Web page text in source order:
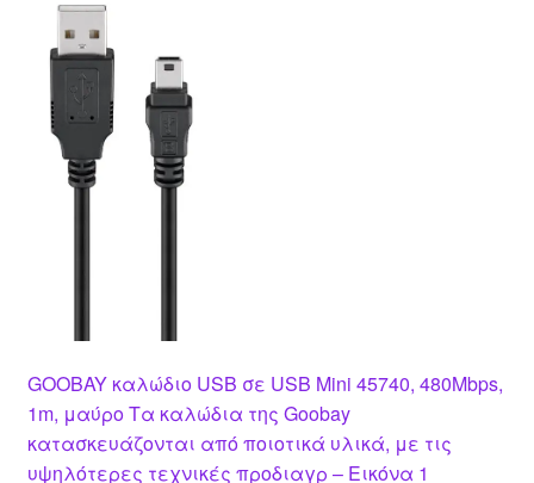
GOOBAY καλώδιο USB σε USB Mini 45740, 480Mbps,
1m, μαύρο Τα καλώδια της Goobay
κατασκευάζονται από ποιοτικά υλικά, με τις
υψηλότερες τεχνικές προδιαγρ – Εικόνα 1